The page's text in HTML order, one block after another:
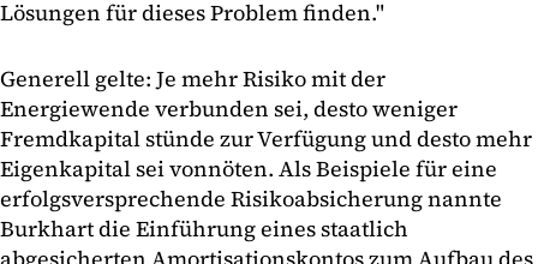
Lösungen für dieses Problem finden."
Generell gelte: Je mehr Risiko mit der
Energiewende verbunden sei, desto weniger
Fremdkapital stünde zur Verfügung und desto mehr
Eigenkapital sei vonnöten. Als Beispiele für eine
erfolgsversprechende Risikoabsicherung nannte
Burkhart die Einführung eines staatlich